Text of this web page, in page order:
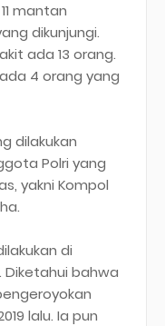
mantan
dikunjungi.
ada 13 orang.
4 orang yang
dilakukan
Polri yang
yakni Kompol
di
Diketahui bahwa
lalu. Ia pun